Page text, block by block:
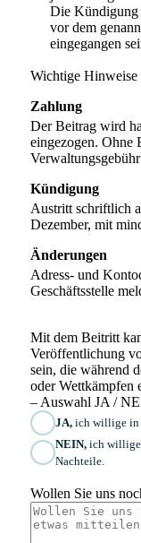
Die Kündigung
vor dem
eingegangen
Wichtige Hinweise
Zahlung
Der Beitrag wird
eingezogen. Ohne
Kündigung
Austritt schriftlich
Dezember, mit
Änderungen
Adress- und
Geschäftsstelle
Mit dem Beitritt
Veröffentlichung
sein, die während
oder Wettkämpfen
– Auswahl JA /
JA,ich willige in
NEIN,ich willige
Nachteile.
Wollen Sie uns